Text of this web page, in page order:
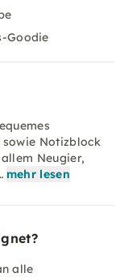
Goodie
sowie Notizblock
Neugier,
mehr lesen
alle